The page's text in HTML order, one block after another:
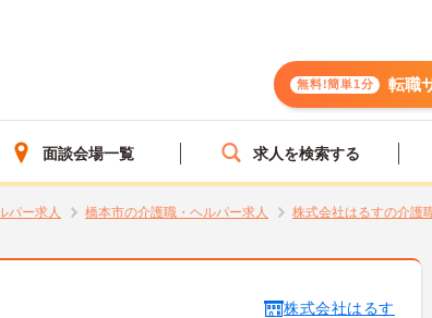
無料!簡単1分 転職
面談会場一覧 求人を検索する
パー求人 橋本市の介護職・ヘルパー求人
株式会社はるすの介護
株式会社はるす